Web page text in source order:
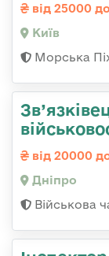
від 25000
Київ
Морська
від 20000
Дніпро
Військова